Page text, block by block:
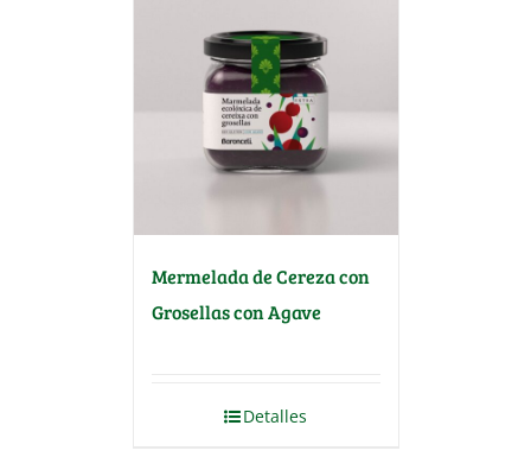
Mermelada de Cereza con
Grosellas con Agave
Detalles